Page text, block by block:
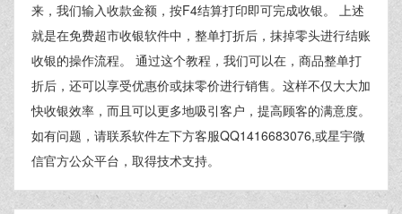
来，我们输入收款金额，按F4结算打印即可完成收银。 上述
就是在免费超市收银软件中，整单打折后，抹掉零头进行结账
收银的操作流程。 通过这个教程，我们可以在，商品整单打
折后，还可以享受优惠价或抹零价进行销售。这样不仅大大加
快收银效率，而且可以更多地吸引客户，提高顾客的满意度。
如有问题，请联系软件左下方客服QQ1416683076,或星宇微
信官方公众平台，取得技术支持。